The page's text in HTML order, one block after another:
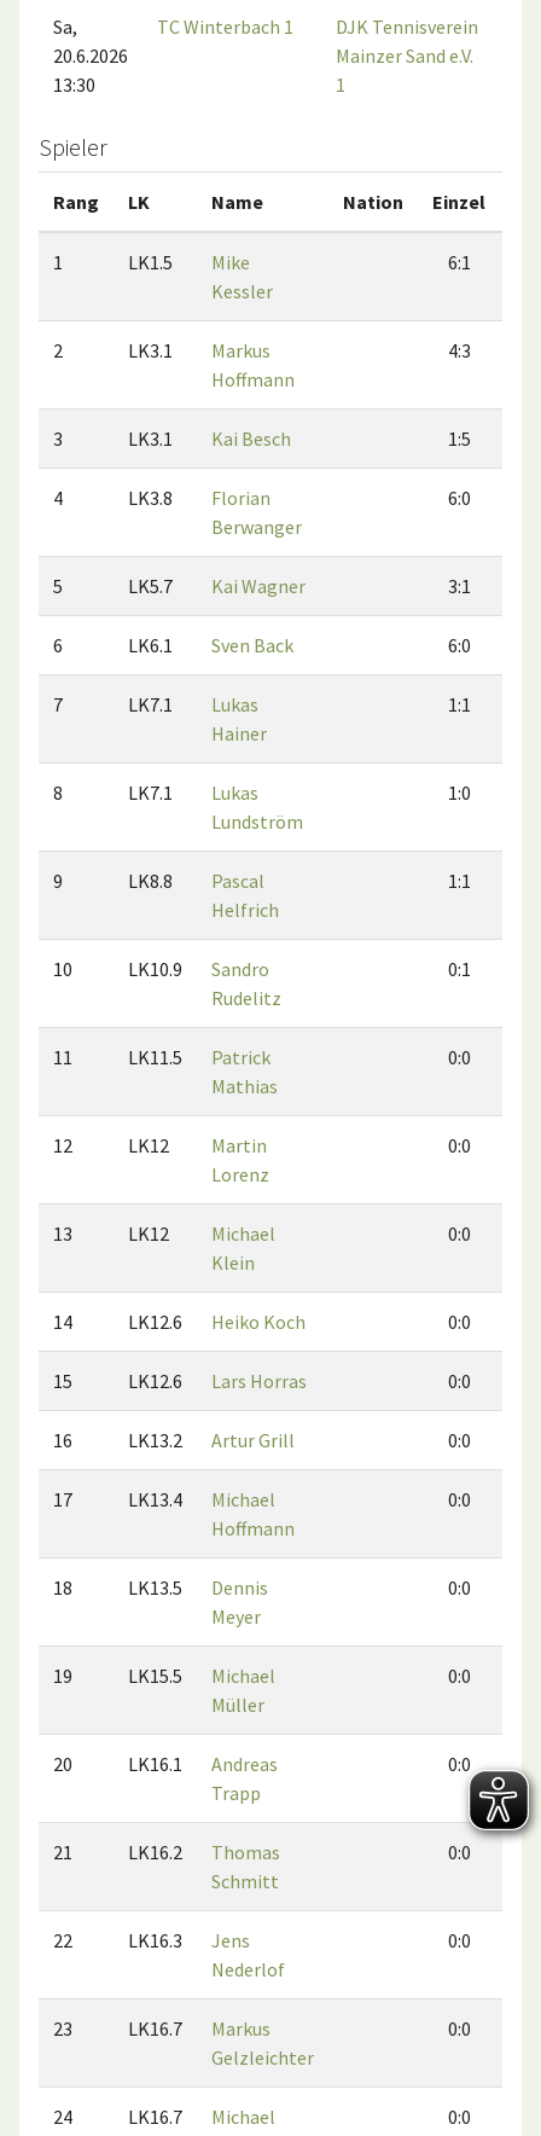
Sa,
20.6.2026
13:30
TC Winterbach 1
DJK Tennisverein
Mainzer Sand e.V.
1
Spieler
Rang LK Name Nation Einzel
1 LK1.5
Mike
Kessler
6:1
2 LK3.1
Markus
Hoffmann
4:3
3 LK3.1 Kai Besch 1:5
4 LK3.8
Florian
Berwanger
6:0
5 LK5.7 Kai Wagner 3:1
6 LK6.1 Sven Back 6:0
7 LK7.1
Lukas
Hainer
1:1
8 LK7.1
Lukas
Lundström
1:0
9 LK8.8
Pascal
Helfrich
1:1
10 LK10.9
Sandro
Rudelitz
0:1
11 LK11.5
Patrick
Mathias
0:0
12 LK12
Martin
Lorenz
0:0
13 LK12
Michael
Klein
0:0
14 LK12.6 Heiko Koch 0:0
15 LK12.6 Lars Horras 0:0
16 LK13.2 Artur Grill 0:0
17 LK13.4
Michael
Hoffmann
0:0
18 LK13.5
Dennis
Meyer
0:0
19 LK15.5
Michael
Müller
0:0
20 LK16.1
Andreas
Trapp
0:0
21 LK16.2
Thomas
Schmitt
0:0
22 LK16.3
Jens
Nederlof
0:0
23 LK16.7
Markus
Gelzleichter
0:0
24 LK16.7
Michael
0:0